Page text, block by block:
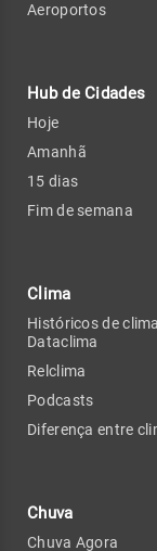
Aeroportos
Hub de Cidades
Hoje
Amanhã
15 dias
Fim de semana
Clima
Históricos de
Dataclima
Relclima
Podcasts
Diferença entre
Chuva
Chuva Agora